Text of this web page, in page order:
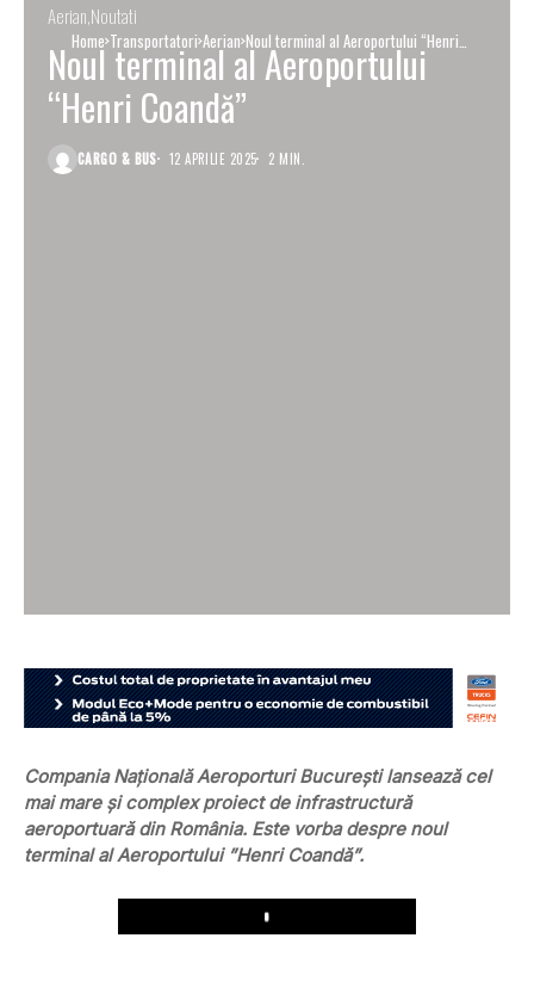
Home Transportatori Aerian Noul terminal al Aeroportului “Henri
Coandă”
Aerian Noutati
Noul terminal al Aeroportului
“Henri Coandă”
CARGO & BUS 12 APRILIE 2025 2 MIN.
Compania Națională Aeroporturi București lansează cel
mai mare și complex proiect de infrastructură
aeroportuară din România. Este vorba despre noul
terminal al Aeroportului ”Henri Coandă”.
Play